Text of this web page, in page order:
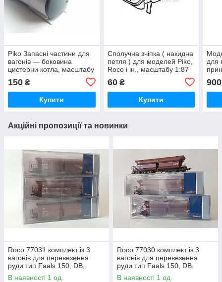
Piko Запасні частини для
вагонів — боковина
цистерни котла, масштабу
150 ₴
Купити
Cполучна зчіпка ( накидна
петля ) для моделей Piko,
Roco і ін., масштабу 1:87
60₴
Купити
для
900
Акційні пропозиції та новинки
Roco 77031 комплект із 3
вагонів для перевезення
руди тип Faals 150, DB,
масштаб 1/87, Н0
В наявності 1 од.
Roco 77030 комплект із 3
вагонів для перевезення
руди тип Faals 150, DB,
масштаб 1/87, Н0
В наявності 1 од.